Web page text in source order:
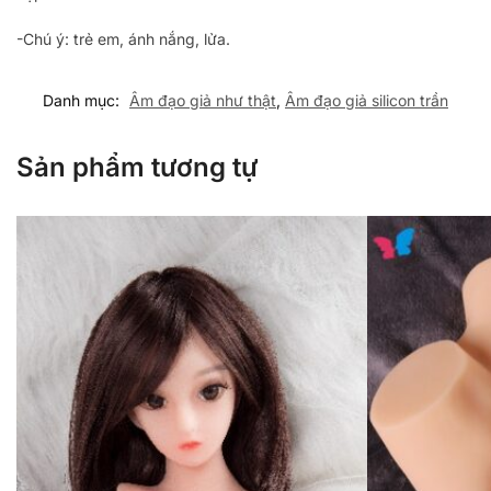
-Chú ý: trẻ em, ánh nắng, lửa.
Danh mục: Âm đạo giả như thật, Âm đạo giả silicon trần
Sản phẩm tương tự